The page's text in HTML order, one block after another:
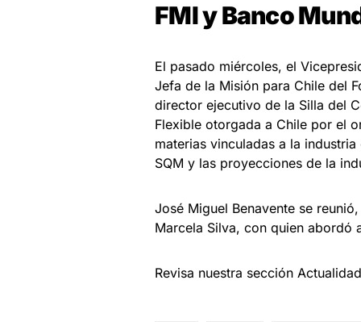
FMI y Banco
El pasado miércoles, el
Jefa de la Misión para Chile del
director ejecutivo de la Silla del
Flexible otorgada a Chile por el
materias vinculadas a la
SQM y las proyecciones de la
José Miguel Benavente se
Marcela Silva, con quien abordó
Revisa nuestra sección